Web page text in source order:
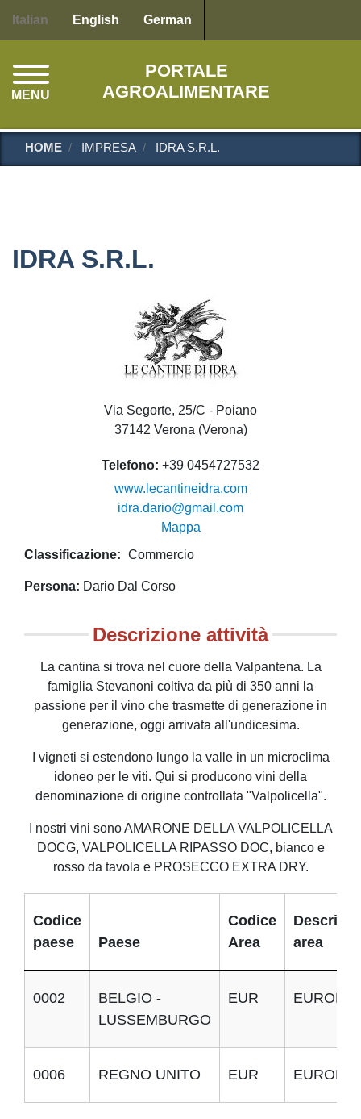
principale
Italian English German
PORTALE
AGROALIMENTARE
MENU
HOME IMPRESA IDRA S.R.L.
IDRA S.R.L.
Via Segorte, 25/C - Poiano
37142 Verona (Verona)
Telefono +39 0454727532
www.lecantineidra.com
idra.dario@gmail.com
Mappa
Classificazione
Commercio
Persona Dario Dal Corso
Descrizione attività
La cantina si trova nel cuore della Valpantena. La
famiglia Stevanoni coltiva da più di 350 anni la
passione per il vino che trasmette di generazione in
generazione, oggi arrivata all'undicesima.
I vigneti si estendono lungo la valle in un microclima
idoneo per le viti. Qui si producono vini della
denominazione di origine controllata "Valpolicella".
I nostri vini sono AMARONE DELLA VALPOLICELLA
DOCG, VALPOLICELLA RIPASSO DOC, bianco e
rosso da tavola e PROSECCO EXTRA DRY.
Codice
paese
Paese
Codice
Area
area
0002
BELGIO -
LUSSEMBURGO
EUR EUROPA
0006 REGNO UNITO EUR EUROPA